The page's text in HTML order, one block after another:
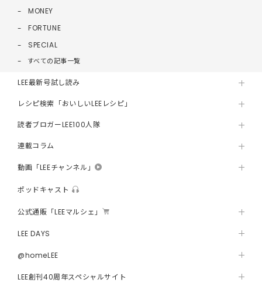
MONEY
FORTUNE
SPECIAL
すべての記事一覧
LEE最新号試し読み
レシピ検索「おいしいLEEレシピ」
読者ブロガーLEE100人隊
連載コラム
動画「LEEチャンネル」
ポッドキャスト
公式通販「LEEマルシェ」
LEE DAYS
@homeLEE
LEE創刊40周年スペシャルサイト